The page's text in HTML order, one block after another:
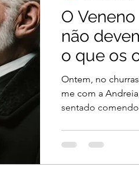
O
não
o que os
nós?
Ontem, no
me com a
sentado